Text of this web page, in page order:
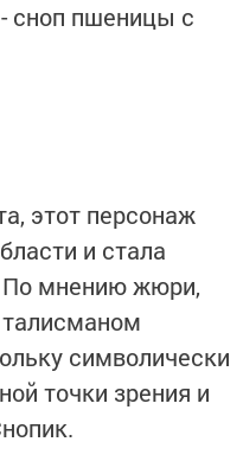
сноп пшеницы с
этот персонаж
и стала
По мнению жюри,
символически
точки зрения и